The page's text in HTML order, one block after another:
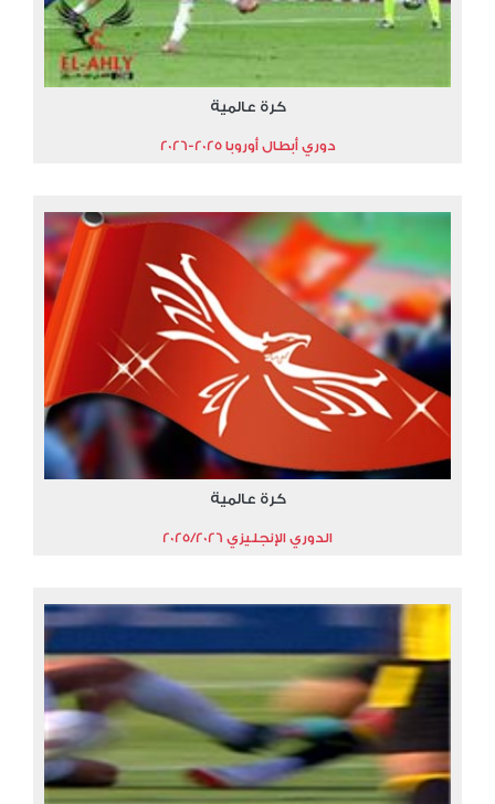
كرة عالمية
دوري أبطال أوروبا 2025-2026
كرة عالمية
الدوري الإنجليزي 2025/2026